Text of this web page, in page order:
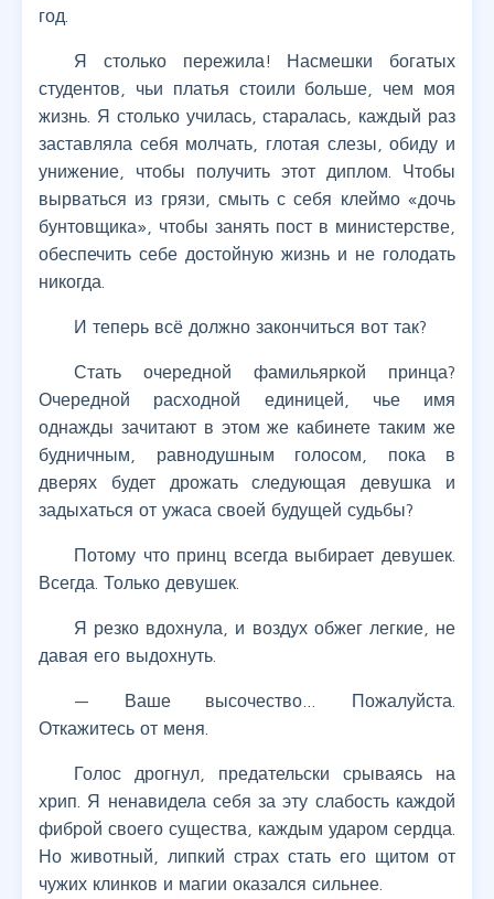
год.
Я столько пережила! Насмешки богатых
студентов, чьи платья стоили больше, чем моя
жизнь. Я столько училась, старалась, каждый раз
заставляла себя молчать, глотая слезы, обиду и
унижение, чтобы получить этот диплом. Чтобы
вырваться из грязи, смыть с себя клеймо «дочь
бунтовщика», чтобы занять пост в министерстве,
обеспечить себе достойную жизнь и не голодать
никогда.
И теперь всё должно закончиться вот так?
Стать очередной фамильяркой принца?
Очередной расходной единицей, чье имя
однажды зачитают в этом же кабинете таким же
будничным, равнодушным голосом, пока в
дверях будет дрожать следующая девушка и
задыхаться от ужаса своей будущей судьбы?
Потому что принц всегда выбирает девушек.
Всегда. Только девушек.
Я резко вдохнула, и воздух обжег легкие, не
давая его выдохнуть.
— Ваше высочество… Пожалуйста.
Откажитесь от меня.
Голос дрогнул, предательски срываясь на
хрип. Я ненавидела себя за эту слабость каждой
фиброй своего существа, каждым ударом сердца.
Но животный, липкий страх стать его щитом от
чужих клинков и магии оказался сильнее.